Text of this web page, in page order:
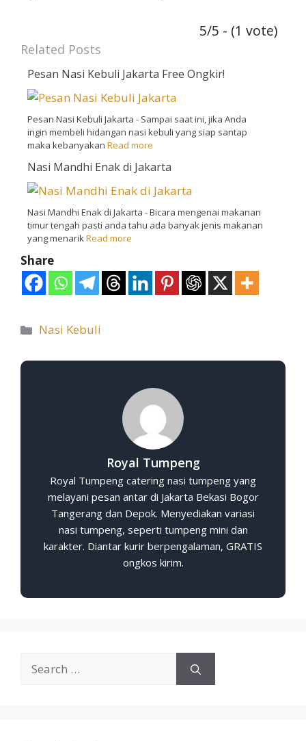
5/5 - (1 vote)
Related Posts
Pesan Nasi Kebuli Jakarta Free Ongkir!
Pesan Nasi Kebuli Jakarta - Sampai saat ini, jika Anda
ingin membeli hidangan nasi kebuli yang siap santap
maka kebanyakan Read more
Nasi Mandhi Enak di Jakarta
Nasi Mandhi Enak di Jakarta - Bicara mengenai makanan
timur tengah pasti anda tahu ada banyak jenis makanan
yang menarikRead more
Share
Nasi Kebuli
Royal Tumpeng
Royal Tumpeng catering nasi tumpeng yang
melayani pesan antar di Jakarta Bekasi Bogor
Tangerang dan Depok. Menyediakan variasi
nasi tumpeng, seperti tumpeng mini dan
karakter. Diantar kurir berpengalaman, GRATIS
ongkos kirim.